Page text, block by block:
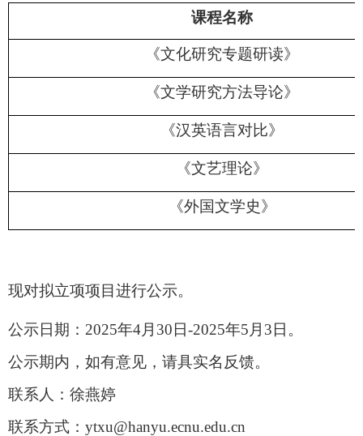
课程名称
《文化研究专题研读》
《文学研究方法导论》
《汉英语言对比》
《文艺理论》
《外国文学史》
现对拟立项项目进行公示。
公示日期：2025年4月30日-2025年5 月3日。
公示期内，如有意见，请具实名反馈。
联系人：徐燕婷
联系方式：ytxu@hanyu.ecnu.edu.cn